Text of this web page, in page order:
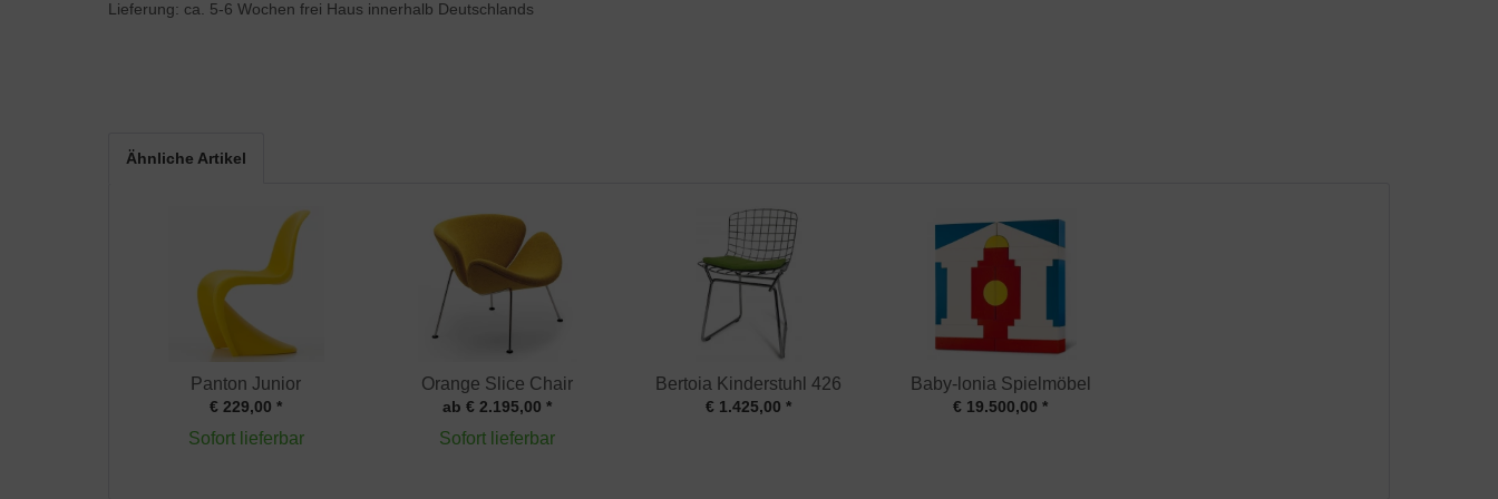
Lieferung: ca. 5-6 Wochen frei Haus innerhalb Deutschlands
Ähnliche Artikel
Panton Junior
€ 229,00 *
Sofort lieferbar
Orange Slice Chair
ab € 2.195,00 *
Sofort lieferbar
Bertoia Kinderstuhl 426
€ 1.425,00 *
Baby-lonia Spielmöbel
€ 19.500,00 *